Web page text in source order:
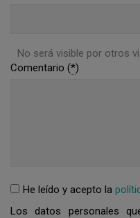
No será visible por otros
Comentario (*)
He leído y acepto la
Los datos personales